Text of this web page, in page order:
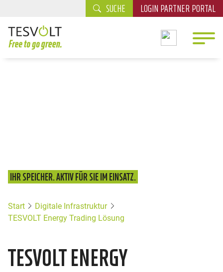
SUCHE LOGIN PARTNER PORTAL
IHR SPEICHER. AKTIV FÜR SIE IM EINSATZ.
Start
Digitale Infrastruktur
TESVOLT Energy Trading Lösung
TESVOLT ENERGY